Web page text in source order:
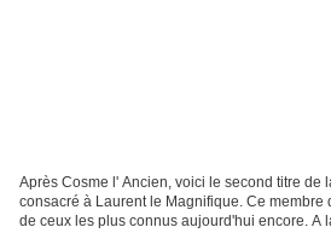
Après Cosme l' Ancien, voici le second titre de
consacré à Laurent le Magnifique. Ce membre
de ceux les plus connus aujourd'hui encore. A